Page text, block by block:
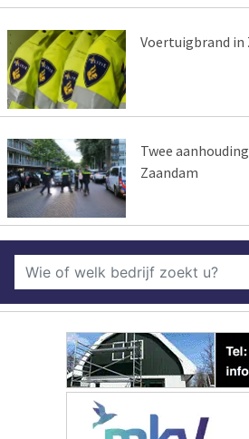
Voertuigbrand in
Twee
Zaandam